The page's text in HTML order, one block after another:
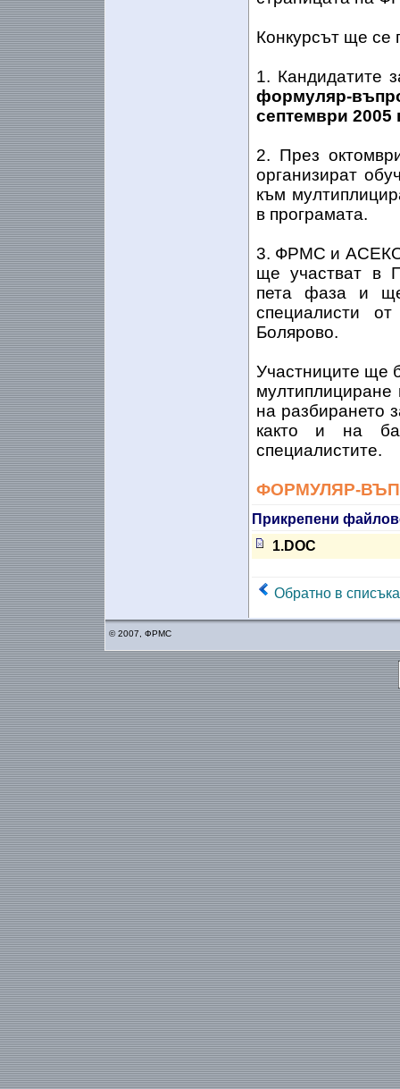
Конкурсът ще се
1. Кандидатите
формуляр-
септември 2005
2. През
организират
към
в програмата.
3. ФРМС и
ще участват в
пета фаза и
специалисти
Болярово.
Участниците ще
на разбирането
както и на
специалистите.
ФОРМУЛЯР-
Прикрепени
1.DOC
Обратно в списъка
© 2007, ФРМС